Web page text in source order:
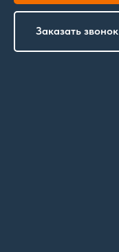
Заказать звонок